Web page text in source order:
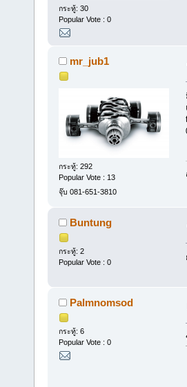
กระทู้: 30
Popular Vote : 0
mr_jub1
กระทู้: 292
Popular Vote : 13
จุ๊บ 081-651-3810
Buntung
กระทู้: 2
Popular Vote : 0
Palmnomsod
กระทู้: 6
Popular Vote : 0